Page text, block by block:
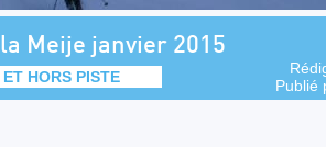
Meije janvier 2015
HORS PISTE
Publié